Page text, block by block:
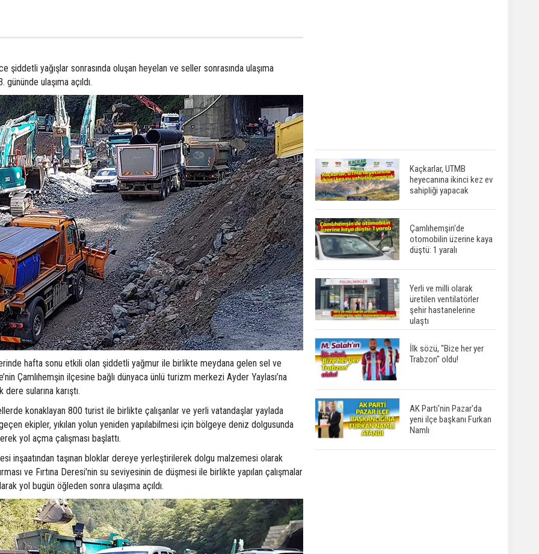
şiddetli yağışlar sonrasında oluşan heyelan ve seller sonrasında ulaşıma
ulaşıma açıldı.
hafta sonu etkili olan şiddetli yağmur ile birlikte meydana gelen sel ve
Çamlıhemşin ilçesine bağlı dünyaca ünlü turizm merkezi Ayder Yaylası’na
sularına karıştı.
konaklayan 800 turist ile birlikte çalışanlar ve yerli vatandaşlar yaylada
ekipler, yıkılan yolun yeniden yapılabilmesi için bölgeye deniz dolgusunda
yol açma çalışması başlattı.
inşaatından taşınan bloklar dereye yerleştirilerek dolgu malzemesi olarak
ve Fırtına Deresi'nin su seviyesinin de düşmesi ile birlikte yapılan çalışmalar
yol bugün öğleden sonra ulaşıma açıldı.
Kaçkarlar, UTMB
heyecanına ikinci kez ev
sahipliği yapacak
Çamlıhemşin'de
otomobilin üzerine kaya
düştü: 1 yaralı
Yerli ve milli olarak
üretilen ventilatörler
şehir hastanelerine
ulaştı
İlk sözü, "Bize her yer
Trabzon" oldu!
AK Parti'nin Pazar'da
yeni ilçe başkanı Furkan
Namlı